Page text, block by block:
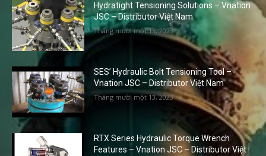
Hydratight Tensioning Solutions – Vnation
JSC – Distributor Việt Nam
Tháng mười một 13, 2023
SES’ Hydraulic Bolt Tensioning Tool –
Vnation JSC – Distributor Việt Nam
Tháng mười một 13, 2023
RTX Series Hydraulic Torque Wrench
Features – Vnation JSC – Distributor Việt